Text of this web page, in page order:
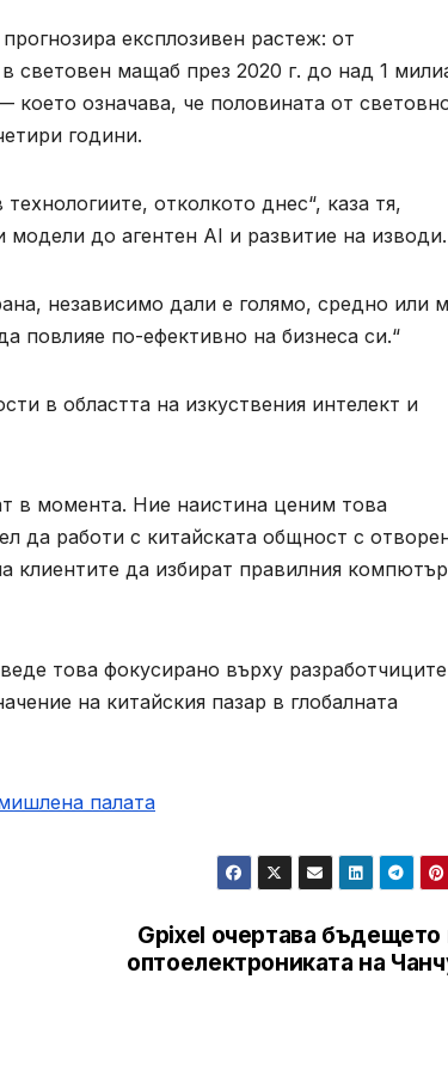
експлозивен растеж: от
световен мащаб през 2020 г. до над 1
което означава, че половината от
години.
отколкото днес“, каза тя,
модели до агентен AI и развитие на изводи.
независимо дали е голямо, средно или
повлияе по-ефективно на бизнеса си.“
в областта на изкуствения интелект и
в момента. Ние наистина ценим това
да работи с китайската общност с
клиентите да избират правилния
това фокусирано върху разработчиците
на китайския пазар в глобалната
палaта
Gpixel очертава бъдещето
оптоелектрониката на